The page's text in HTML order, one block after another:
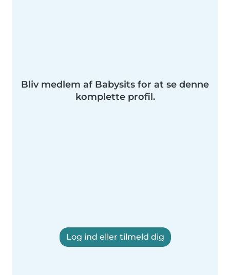
Bliv medlem af Babysits for at se denne
komplette profil.
Log ind eller tilmeld dig